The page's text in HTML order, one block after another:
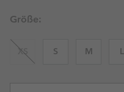
Größe:
XS S M L